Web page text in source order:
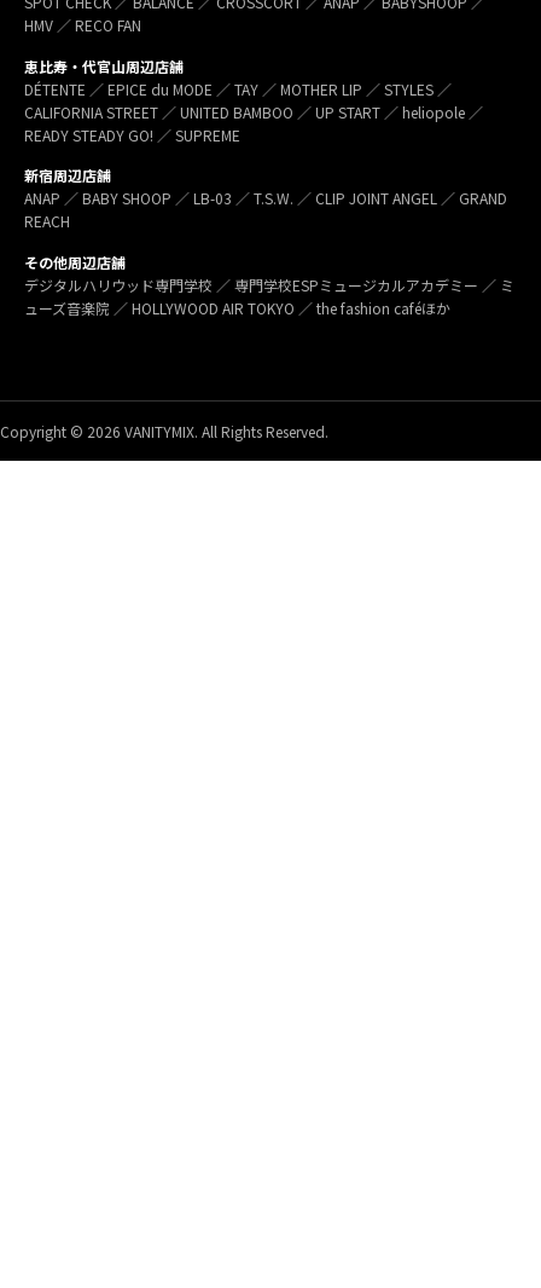
HMV ／ RECO FAN
恵比寿・代官山周辺店舗
DÉTENTE ／ EPICE du MODE ／ TAY ／ MOTHER LIP ／ STYLES ／
CALIFORNIA STREET ／ UNITED BAMBOO ／ UP START ／ heliopole ／
READY STEADY GO! ／ SUPREME
新宿周辺店舗
ANAP ／ BABY SHOOP ／ LB-03 ／ T.S.W. ／ CLIP JOINT ANGEL ／ GRAND
REACH
その他周辺店舗
デジタルハリウッド専門学校 ／ 専門学校ESPミュージカルアカデミー ／ ミ
ューズ音楽院 ／ HOLLYWOOD AIR TOKYO ／ the fashion caféほか
Copyright © 2026 VANITYMIX. All Rights Reserved.